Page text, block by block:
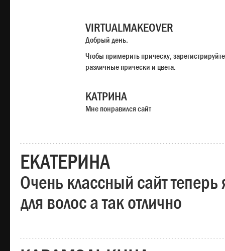
VIRTUALMAKEOVER
Добрый день.
Чтобы примерить прическу,
различные прически и цвета.
КАТРИНА
Мне понравился сайт
ЕКАТЕРИНА
Очень классный сайт теперь
для волос а так отлично